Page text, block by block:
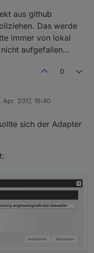
aus github
Das werde
immer von lokal
aufgefallen…
0
Apr. 2017, 19:40
von
sich der Adapter